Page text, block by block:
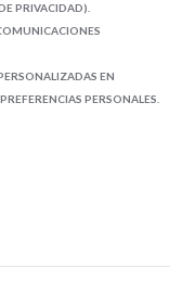
PRIVACIDAD).
EN
PERSONALES.